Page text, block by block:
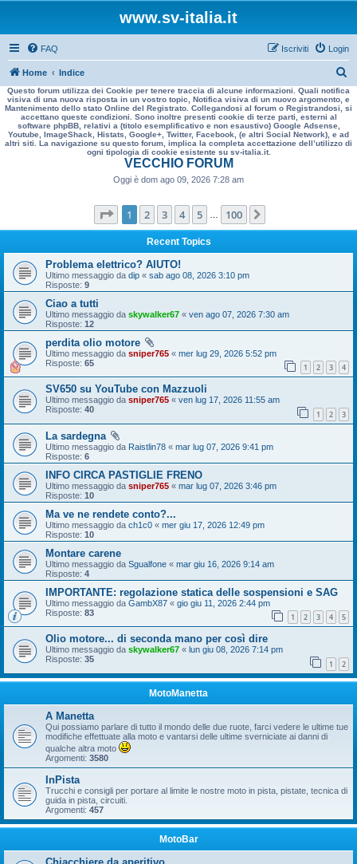
www.sv-italia.it
FAQ Login
Iscriviti
Home Indice
e
r
a
Questo forum utilizza dei Cookie per tenere traccia di alcune informazioni. Quali notifica
visiva di una nuova risposta in un vostro topic, Notifica visiva di un nuovo argomento, e
Mantenimento dello stato Online del Registrato. Collegandosi al forum o Registrandosi, si
accettano queste condizioni. Sono inoltre presenti cookie di terze parti, esterni al
software phpBB, relativi a (titolo esemplificativo e non esaustivo) Google Adsense,
Youtube, ImageShack, Histats, Google+, Twitter, Facebook, (e altri Social Network), e ad
altri siti. La navigazione su questo forum, implica la completa accettazione dell’utilizzo di
ogni tipologia di cookie esistente su sv-italia.it.
VECCHIO FORUM
Oggi è dom ago 09, 2026 7:28 am
Pagina di 100
1 2 3 4 5 100
Recent Topics
Problema elettrico? AIUTO!
Ultimo messaggio da dip « sab ago 08, 2026 3:10 pm
Risposte: 9
Ciao a tutti
Ultimo messaggio da skywalker67 « ven ago 07, 2026 7:30 am
Risposte: 12
perdita olio motore
Ultimo messaggio da sniper765 « mer lug 29, 2026 5:52 pm
Risposte: 65 1 2 3 4
SV650 su YouTube con Mazzuoli
Ultimo messaggio da sniper765 « ven lug 17, 2026 11:55 am
Risposte: 40 1 2 3
La sardegna
Ultimo messaggio da Raistlin78 « mar lug 07, 2026 9:41 pm
Risposte: 6
INFO CIRCA PASTIGLIE FRENO
Ultimo messaggio da sniper765 « mar lug 07, 2026 3:46 pm
Risposte: 10
Ma ve ne rendete conto?...
Ultimo messaggio da ch1c0 « mer giu 17, 2026 12:49 pm
Risposte: 10
Montare carene
Ultimo messaggio da Sgualfone « mar giu 16, 2026 9:14 am
Risposte: 4
IMPORTANTE: regolazione statica delle sospensioni e SAG
Ultimo messaggio da GambX87 « gio giu 11, 2026 2:44 pm
Risposte: 83 1 2 3 4 5
Olio motore... di seconda mano per così dire
Ultimo messaggio da skywalker67 « lun giu 08, 2026 7:14 pm
Risposte: 35 1 2
MotoManetta
A Manetta
Qui possiamo parlare di tutto il mondo delle due ruote, farci vedere le ultime tue
modifiche effettuate alla moto e vantarsi delle ultime sverniciate ai danni di
qualche altra moto
Argomenti: 3580
InPista
Trucchi e consigli per portare al limite le nostre moto in pista, pistate, tecnica di
guida in pista, circuiti.
Argomenti: 457
MotoBar